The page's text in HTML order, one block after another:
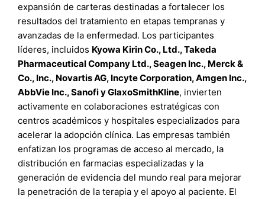
expansión de carteras destinadas a fortalecer los
resultados del tratamiento en etapas tempranas y
avanzadas de la enfermedad. Los participantes
líderes, incluidos Kyowa Kirin Co., Ltd., Takeda
Pharmaceutical Company Ltd., Seagen Inc., Merck &
Co., Inc., Novartis AG, Incyte Corporation, Amgen Inc.,
AbbVie Inc., Sanofi y GlaxoSmithKline, invierten
activamente en colaboraciones estratégicas con
centros académicos y hospitales especializados para
acelerar la adopción clínica. Las empresas también
enfatizan los programas de acceso al mercado, la
distribución en farmacias especializadas y la
generación de evidencia del mundo real para mejorar
la penetración de la terapia y el apoyo al paciente. El